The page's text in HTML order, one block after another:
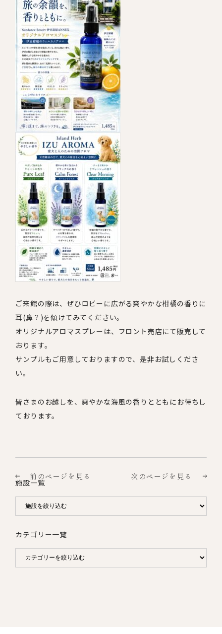
施設一覧
カテゴリー一覧
ご来館の際は、ぜひロビーに広がる爽やかな柑橘の香りに
耳(鼻？ )を傾けてみてください。
オリジナルアロマスプレーは、フロント売店にて販売して
おります。
サンプルもご用意しておりますので、是非お試しくださ
い。
皆さまのお越しを、爽やかな海風の香りとともにお待ちし
ております。
前のページを見る 次のページを見る